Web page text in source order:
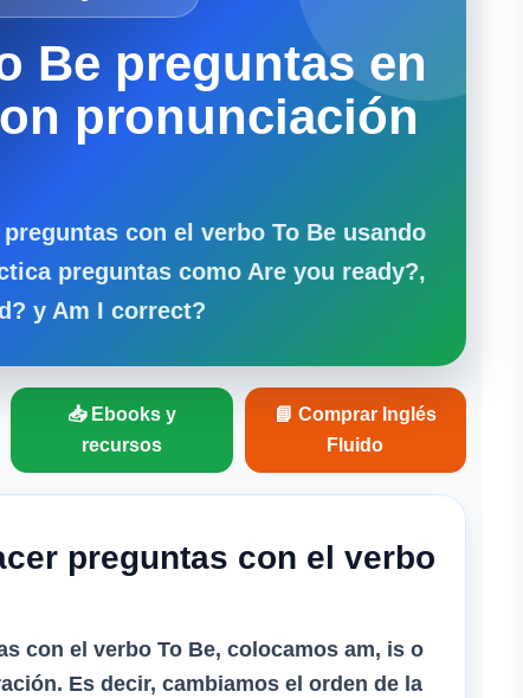
Be preguntas en
pronunciación
con el verbo To Be usando
preguntas como Are you ready?,
y Am I correct?
📥 Ebooks y
recursos
📘 Comprar Inglés
Fluido
preguntas con el verbo
con el verbo To Be, colocamos am, is o
Es decir, cambiamos el orden de la